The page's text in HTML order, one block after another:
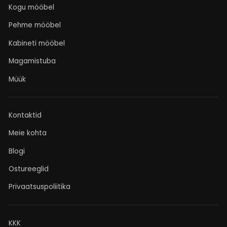
Kogu mööbel
Pehme mööbel
Kabineti mööbel
Magamistuba
Müük
Kontaktid
Meie kohta
Blogi
Ostureeglid
Privaatsuspoliitika
KKK